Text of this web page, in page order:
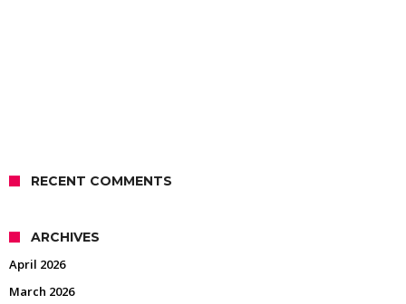
RECENT COMMENTS
ARCHIVES
April 2026
March 2026